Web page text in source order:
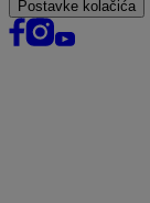
Postavke kolačića